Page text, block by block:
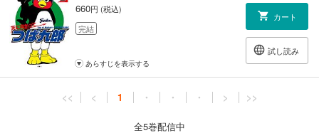
660円 (税込)
完結
カート
試し読み
あらすじを表示する
<< < 1 ・ ・ ・ > >>
全5巻配信中